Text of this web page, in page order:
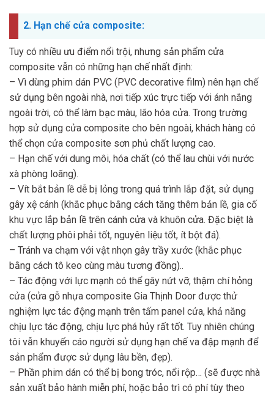
2. Hạn chế cửa composite:
Tuy có nhiều ưu điểm nổi trội, nhưng sản phẩm cửa
composite vẫn có những hạn chế nhất định:
– Vì dùng phim dán PVC (PVC decorative film) nên hạn chế
sử dụng bên ngoài nhà, nơi tiếp xúc trực tiếp với ánh nắng
ngoài trời, có thể làm bạc màu, lão hóa cửa. Trong trường
hợp sử dụng cửa composite cho bên ngoài, khách hàng có
thể chọn cửa composite sơn phủ chất lượng cao.
– Hạn chế với dung môi, hóa chất (có thể lau chùi với nước
xà phòng loãng).
– Vít bắt bản lề dễ bị lỏng trong quá trình lắp đặt, sử dụng
gây xệ cánh (khắc phục bằng cách tăng thêm bản lề, gia cố
khu vực lắp bản lề trên cánh cửa và khuôn cửa. Đặc biệt là
chất lượng phôi phải tốt, nguyên liệu tốt, ít bột đá).
– Tránh va chạm với vật nhọn gây trầy xước (khắc phục
bằng cách tô keo cùng màu tương đồng)..
– Tác động với lực mạnh có thể gây nứt vỡ, thậm chí hỏng
cửa (cửa gỗ nhựa composite Gia Thịnh Door được thử
nghiệm lực tác động mạnh trên tấm panel cửa, khả năng
chịu lực tác động, chịu lực phá hủy rất tốt. Tuy nhiên chúng
tôi vẫn khuyến cáo người sử dụng hạn chế va đập mạnh để
sản phẩm được sử dụng lâu bền, đẹp).
– Phần phim dán có thể bị bong tróc, nổi rộp… (sẽ được nhà
sản xuất bảo hành miễn phí, hoặc bảo trì có phí tùy theo